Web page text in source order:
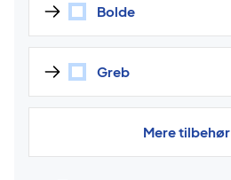
Bolde
Greb
Mere tilbehør